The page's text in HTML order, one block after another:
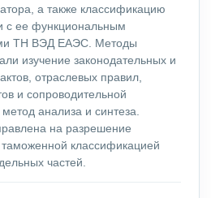
а также классификацию
с ее функциональным
ТН ВЭД ЕАЭС. Методы
изучение законодательных и
отраслевых правил,
и сопроводительной
анализа и синтеза.
на разрешение
классификацией
частей.